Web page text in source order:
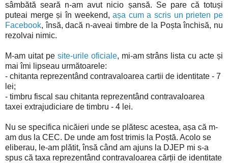
sâmbătă seară n-am avut nicio șansă. Se pare că totuși
puteai merge și în weekend, așa cum a scris un prieten pe
Facebook, însă, dacă n-aveai timbre de la Poșta închisă, nu
rezolvai nimic.
M-am uitat pe site-urile oficiale, mi-am strâns lista cu acte și
mai îmi lipseau următoarele:
- chitanta reprezentând contravaloarea cartii de identitate - 7
lei;
- timbru fiscal sau chitanta reprezentând contravaloarea
taxei extrajudiciare de timbru - 4 lei.
Nu se specifica nicăieri unde se plătesc acestea, așa că m-
am dus la CEC. De unde am fost trimis la Poștă. Acolo se
eliberau, le-am plătit, însă când am ajuns la DJEP mi s-a
spus că taxa reprezentând contravaloarea cărții de identitate